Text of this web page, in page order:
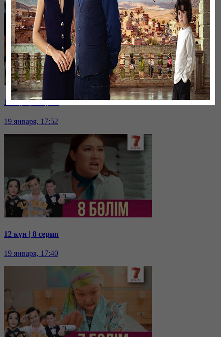
12 күн | 9 серия
19 января, 17:52
12 күн | 8 серия
19 января, 17:40